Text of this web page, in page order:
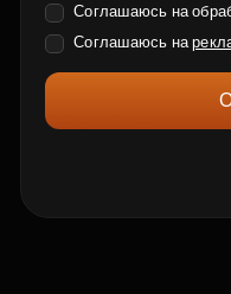
Соглашаюсь на
Соглашаюсь на